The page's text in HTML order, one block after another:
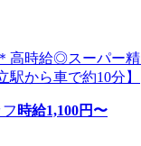
高時給◎スーパー
から車で約10分】
時給1,100円〜